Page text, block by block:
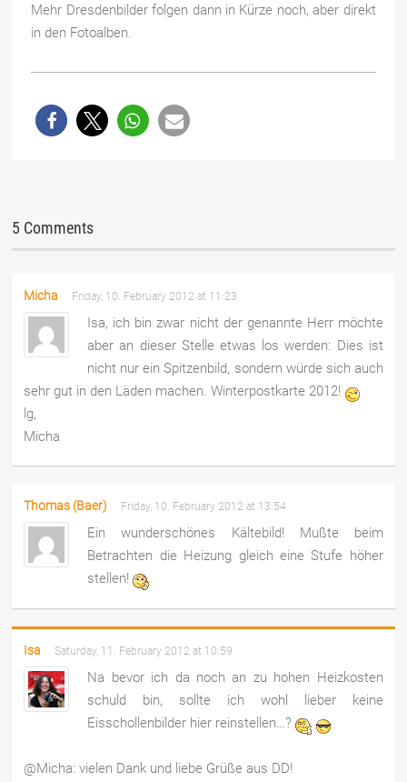
Mehr Dresdenbilder folgen dann in Kürze noch, aber direkt
in den Fotoalben.
5 Comments
Micha Friday, 10. February 2012 at 11:23
Isa, ich bin zwar nicht der genannte Herr möchte
aber an dieser Stelle etwas los werden: Dies ist
nicht nur ein Spitzenbild, sondern würde sich auch
sehr gut in den Läden machen. Winterpostkarte 2012!
lg,
Micha
Thomas (Baer) Friday, 10. February 2012 at 13:54
Ein wunderschönes Kältebild! Mußte beim
Betrachten die Heizung gleich eine Stufe höher
stellen!
Isa Saturday, 11. February 2012 at 10:59
Na bevor ich da noch an zu hohen Heizkosten
schuld bin, sollte ich wohl lieber keine
Eisschollenbilder hier reinstellen…?
@Micha: vielen Dank und liebe Grüße aus DD!